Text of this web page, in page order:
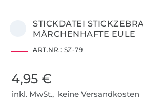
STICKDATEI STICKZEBRA
MÄRCHENHAFTE EULE
ART.NR.: SZ-79
4,95 €
inkl. MwSt., keine Versandkosten